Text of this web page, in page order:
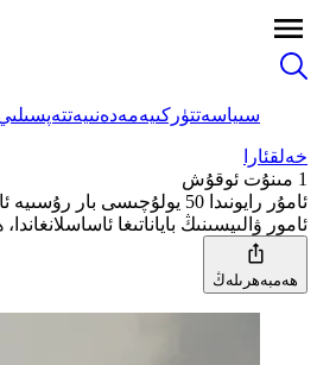
سىياسەتتۈركىيەمەدەنىيەت
خەلقئارا
1 مىنۇت ئوقۇش
ئامۇر رايونىدا 50 يولۇچىسى بار رۇسىيە ئايروپىلانى غايىب بولدى
ئامور ۋالىيسىنىڭ باياناتىغا ئاساسلانغاندا، ھاۋا قاتنىشىنى
ھەمبەھرىلەڭ